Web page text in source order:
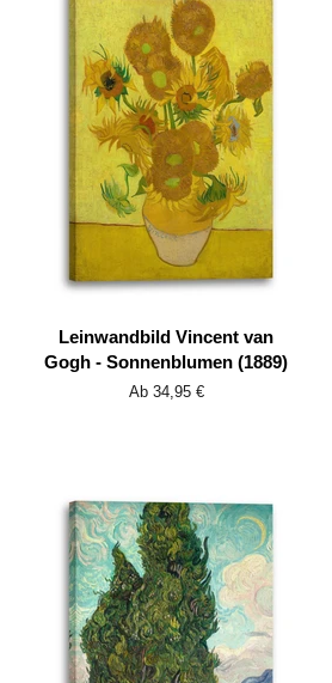
Leinwandbild Vincent van
Gogh - Sonnenblumen (1889)
Ab 34,95 €